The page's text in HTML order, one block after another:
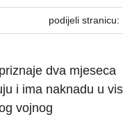
podijeli stranicu:
dva mjeseca
i ima naknadu u
vojnog